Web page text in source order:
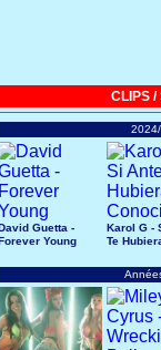
CLIPS
Guetta -
Young
Karol G -
Te